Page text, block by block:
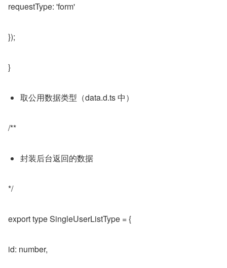
requestType: 'form'
});
}
取公用数据类型（data.d.ts 中）
/**
封装后台返回的数据
*/
export type SingleUserListType = {
id: number,